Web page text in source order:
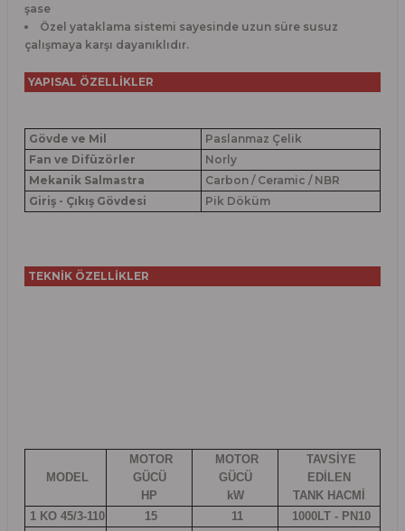
şase
Özel yataklama sistemi sayesinde uzun süre susuz
çalışmaya karşı dayanıklıdır.
YAPISAL ÖZELLİKLER
Gövde ve Mil
Paslanmaz Çelik
Fan ve Difüzörler
Norly
Mekanik Salmastra
Carbon / Ceramic / NBR
Giriş - Çıkış Gövdesi
Pik Döküm
TEKNİK ÖZELLİKLER
MODEL
MOTOR
GÜCÜ
HP
MOTOR
GÜCÜ
kW
TAVSİYE
EDİLEN
TANK HACMİ
1 KO 45/3-110
15 11
1000LT - PN10